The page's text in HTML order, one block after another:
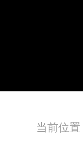
当前位置